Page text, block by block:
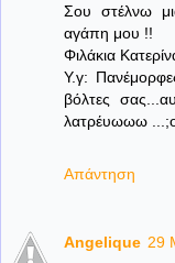
Σου στέλνω
αγάπη μου !!
Φιλάκια
Υ.γ:
βόλτες
λατρέυωωω
Απάντηση
Angelique 29